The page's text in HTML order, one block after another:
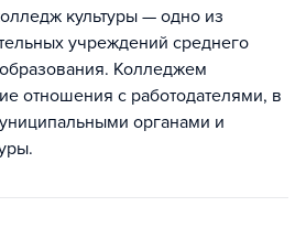
культуры — одно из
учреждений среднего
Колледжем
отношения с работодателями, в
органами и